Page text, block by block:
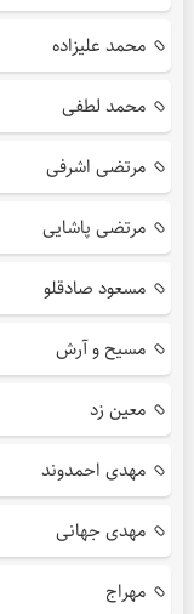
محمد علیزاده
محمد لطفی
مرتضی اشرفی
مرتضی پاشایی
مسعود صادقلو
مسیح و آرش
معین زد
مهدی احمدوند
مهدی جهانی
مهراج